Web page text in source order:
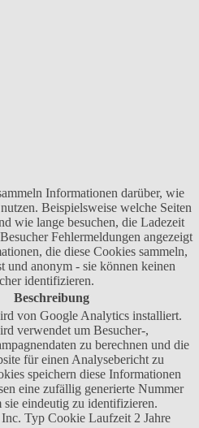
Informationen darüber, wie
Beispielsweise welche Seiten
wie lange besuchen, die Ladezeit
Fehlermeldungen angezeigt
die diese Cookies sammeln,
und anonym - sie können keinen
identifizieren.
Beschreibung
von Google Analytics installiert.
verwendet um Besucher-,
zu berechnen und die
für einen Analysebericht zu
speichern diese Informationen
eine zufällig generierte Nummer
sie eindeutig zu identifizieren.
Typ Cookie Laufzeit 2 Jahre